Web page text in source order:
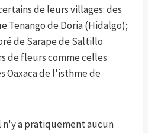
de leurs villages: des
Tenango de Doria (Hidalgo);
de Sarape de Saltillo
de fleurs comme celles
Oaxaca de l'isthme de
n'y a pratiquement aucun